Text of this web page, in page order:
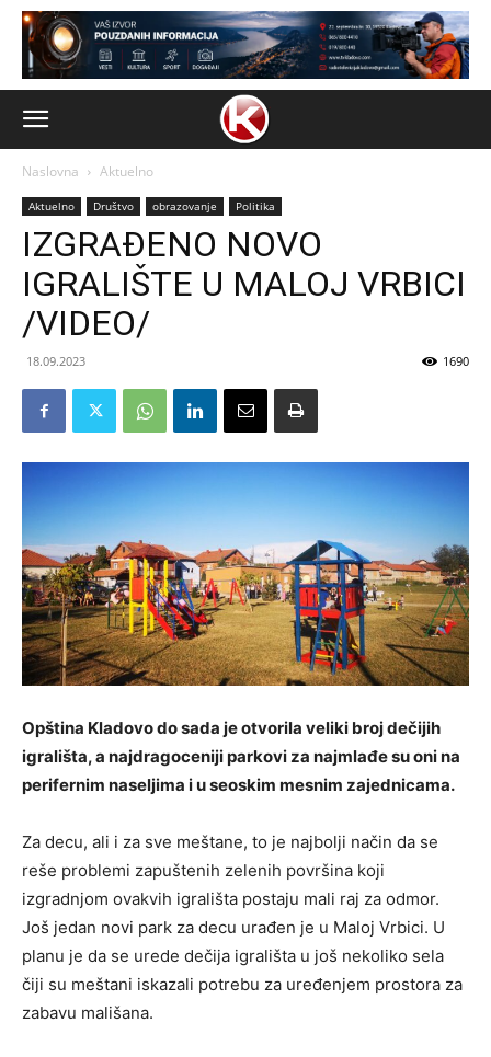
Naslovna Aktuelno
Aktuelno Društvo obrazovanje Politika
IZGRAĐENO NOVO
IGRALIŠTE U MALOJ VRBICI
/VIDEO/
18.09.2023 1690
Opština Kladovo do sada je otvorila veliki broj dečijih
igrališta, a najdragoceniji parkovi za najmlađe su oni na
perifernim naseljima i u seoskim mesnim zajednicama.
Za decu, ali i za sve meštane, to je najbolji način da se
reše problemi zapuštenih zelenih površina koji
izgradnjom ovakvih igrališta postaju mali raj za odmor.
Još jedan novi park za decu urađen je u Maloj Vrbici. U
planu je da se urede dečija igrališta u još nekoliko sela
čiji su meštani iskazali potrebu za uređenjem prostora za
zabavu mališana.